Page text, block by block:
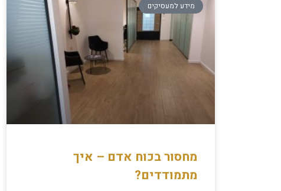
מידע למעסיקים
מחסור בכוח אדם – איך
מתמודדים?